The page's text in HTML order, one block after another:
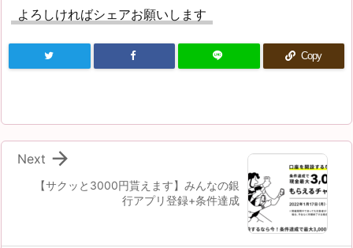
よろしければシェアお願いします
Copy
【サクッと3000円貰えます】みんなの銀
行アプリ登録+条件達成

Next